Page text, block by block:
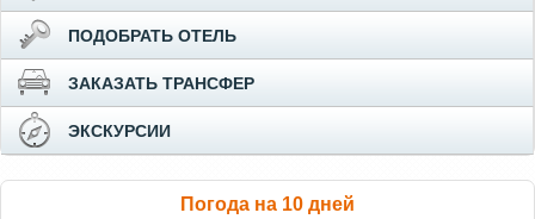
ПОДОБРАТЬ ОТЕЛЬ
ЗАКАЗАТЬ ТРАНСФЕР
ЭКСКУРСИИ
Погода на 10 дней